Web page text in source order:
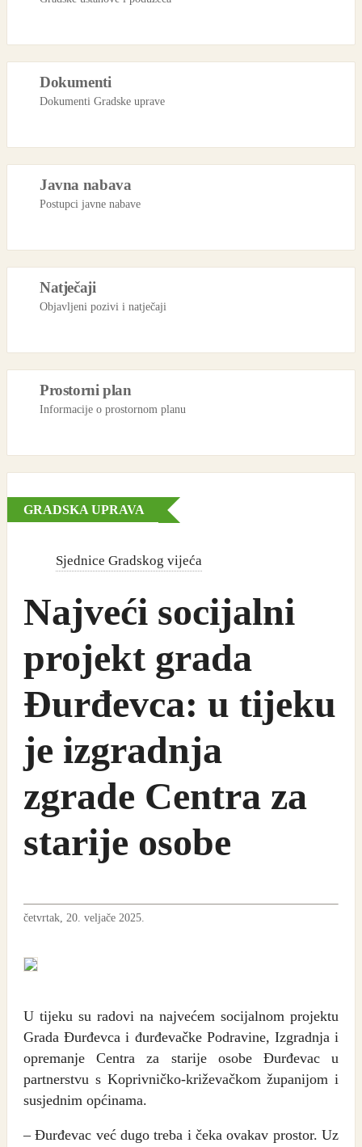
Dokumenti
Dokumenti Gradske uprave
Javna nabava
Postupci javne nabave
Natječaji
Objavljeni pozivi i natječaji
Prostorni plan
Informacije o prostornom planu
GRADSKA UPRAVA
Sjednice Gradskog vijeća
Najveći socijalni
projekt grada
Đurđevca: u tijeku
je izgradnja
zgrade Centra za
starije osobe
četvrtak, 20. veljače 2025.
U tijeku su radovi na najvećem socijalnom projektu
Grada Đurđevca i đurđevačke Podravine, Izgradnja i
opremanje Centra za starije osobe Đurđevac u
partnerstvu s Koprivničko-križevačkom županijom i
susjednim općinama.
– Đurđevac već dugo treba i čeka ovakav prostor. Uz